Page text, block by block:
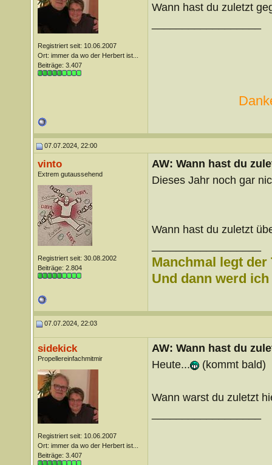
Registriert seit: 10.06.2007
Ort: immer da wo der Herbert ist...
Beiträge: 3.407
Wann hast du zuletzt
07.07.2024, 22:00
vinto
Extrem gutaussehend
Registriert seit: 30.08.2002
Beiträge: 2.804
AW: Wann hast du
Dieses Jahr noch gar
Wann hast du zuletzt
Manchmal legt
Und dann werd
07.07.2024, 22:03
sidekick
Propellereinfachmitmir
Registriert seit: 10.06.2007
Ort: immer da wo der Herbert ist...
Beiträge: 3.407
AW: Wann hast du
Heute...
(kommt bald)
Wann warst du zuletzt